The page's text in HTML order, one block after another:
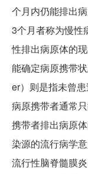
个月内仍能排出
3个月者称为慢性
性排出病原体的
能确定病原携带
er）则是指未曾
病原携带者通常
携带者排出病原
染源的流行病学
流行性脑脊髓膜